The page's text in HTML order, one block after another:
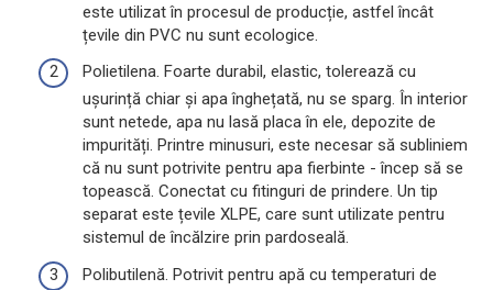
este utilizat în procesul de producție, astfel încât
țevile din PVC nu sunt ecologice.
Polietilena. Foarte durabil, elastic, tolerează cu
ușurință chiar și apa înghețată, nu se sparg. În interior
sunt netede, apa nu lasă placa în ele, depozite de
impurități. Printre minusuri, este necesar să subliniem
că nu sunt potrivite pentru apa fierbinte - încep să se
topească. Conectat cu fitinguri de prindere. Un tip
separat este țevile XLPE, care sunt utilizate pentru
sistemul de încălzire prin pardoseală.
Polibutilenă. Potrivit pentru apă cu temperaturi de